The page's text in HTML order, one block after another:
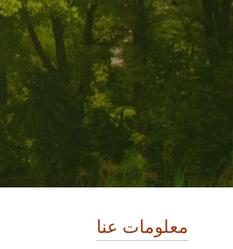
معلومات عنا